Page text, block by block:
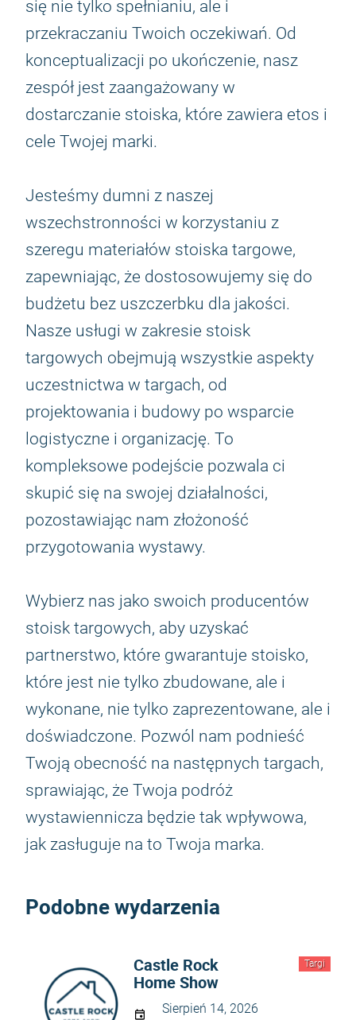
się nie tylko spełnianiu, ale i
przekraczaniu Twoich oczekiwań. Od
konceptualizacji po ukończenie, nasz
zespół jest zaangażowany w
dostarczanie stoiska, które zawiera etos i
cele Twojej marki.
Jesteśmy dumni z naszej
wszechstronności w korzystaniu z
szeregu materiałów stoiska targowe,
zapewniając, że dostosowujemy się do
budżetu bez uszczerbku dla jakości.
Nasze usługi w zakresie stoisk
targowych obejmują wszystkie aspekty
uczestnictwa w targach, od
projektowania i budowy po wsparcie
logistyczne i organizację. To
kompleksowe podejście pozwala ci
skupić się na swojej działalności,
pozostawiając nam złożoność
przygotowania wystawy.
Wybierz nas jako swoich producentów
stoisk targowych, aby uzyskać
partnerstwo, które gwarantuje stoisko,
które jest nie tylko zbudowane, ale i
wykonane, nie tylko zaprezentowane, ale i
doświadczone. Pozwól nam podnieść
Twoją obecność na następnych targach,
sprawiając, że Twoja podróż
wystawiennicza będzie tak wpływowa,
jak zasługuje na to Twoja marka.
Podobne wydarzenia
Targi
Castle Rock
Home Show
Sierpień 14, 2026